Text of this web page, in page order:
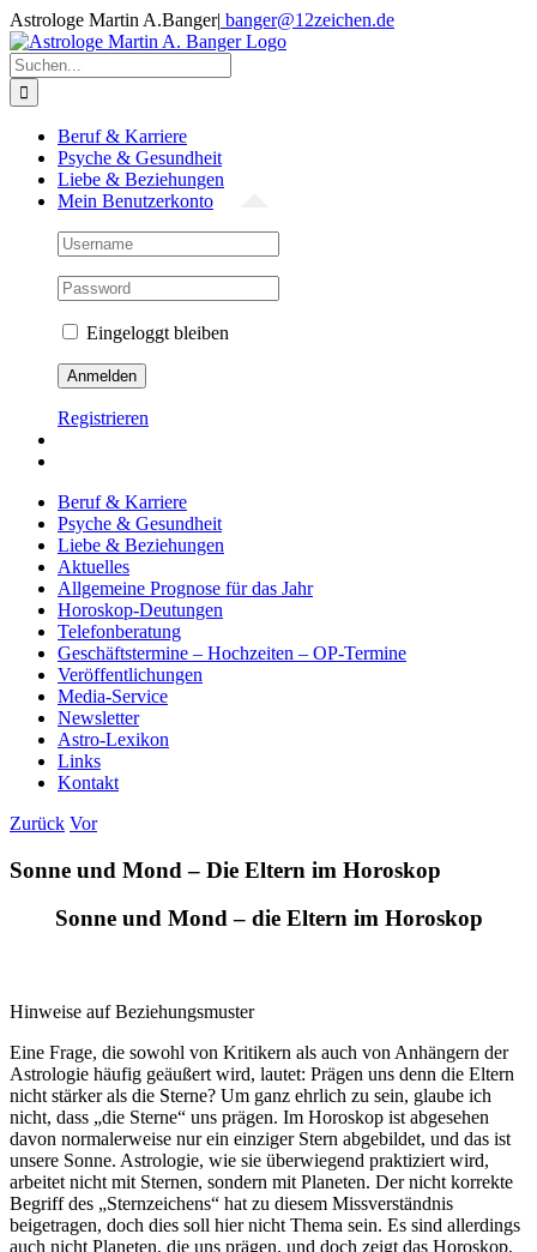
Zum
Inhalt
springen
Astrologe Martin A.Banger| banger@12zeichen.de
Facebook
Suche
nach:
Beruf & Karriere
Psyche & Gesundheit
Liebe & Beziehungen
Mein Benutzerkonto
Eingeloggt bleiben
Registrieren
Beruf & Karriere
Psyche & Gesundheit
Liebe & Beziehungen
Aktuelles
Allgemeine Prognose für das Jahr
Horoskop-Deutungen
Telefonberatung
Geschäftstermine – Hochzeiten – OP-Termine
Veröffentlichungen
Media-Service
Newsletter
Astro-Lexikon
Links
Kontakt
Zurück Vor
Sonne und Mond – Die Eltern im Horoskop
Sonne und Mond – die Eltern im Horoskop
Hinweise auf Beziehungsmuster
Eine Frage, die sowohl von Kritikern als auch von Anhängern der
Astrologie häufig geäußert wird, lautet: Prägen uns denn die Eltern
nicht stärker als die Sterne? Um ganz ehrlich zu sein, glaube ich
nicht, dass „die Sterne“ uns prägen. Im Horoskop ist abgesehen
davon normalerweise nur ein einziger Stern abgebildet, und das ist
unsere Sonne. Astrologie, wie sie überwiegend praktiziert wird,
arbeitet nicht mit Sternen, sondern mit Planeten. Der nicht korrekte
Begriff des „Sternzeichens“ hat zu diesem Missverständnis
beigetragen, doch dies soll hier nicht Thema sein. Es sind allerdings
auch nicht Planeten, die uns prägen, und doch zeigt das Horoskop,